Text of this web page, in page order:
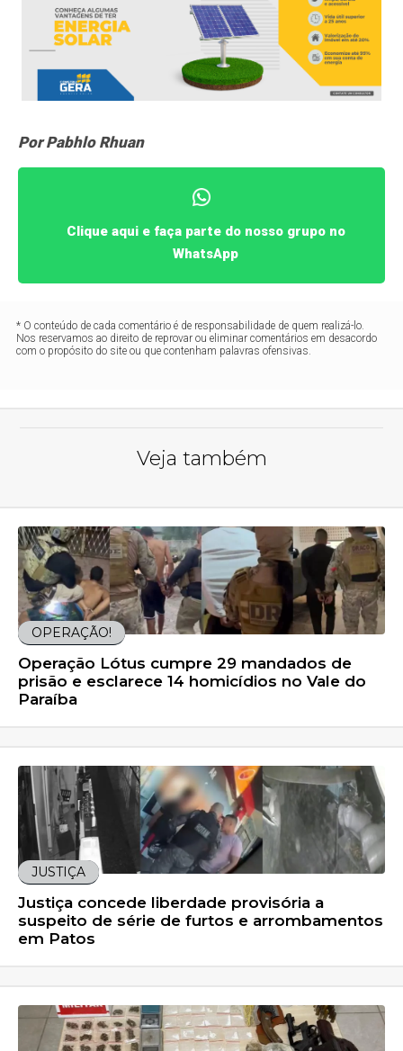
Por Pabhlo Rhuan
Clique aqui e faça parte do nosso grupo no
WhatsApp
* O conteúdo de cada comentário é de responsabilidade de quem realizá-lo.
Nos reservamos ao direito de reprovar ou eliminar comentários em desacordo
com o propósito do site ou que contenham palavras ofensivas.
Veja também
OPERAÇÃO!
Operação Lótus cumpre 29 mandados de
prisão e esclarece 14 homicídios no Vale do
Paraíba
JUSTIÇA
Justiça concede liberdade provisória a
suspeito de série de furtos e arrombamentos
em Patos